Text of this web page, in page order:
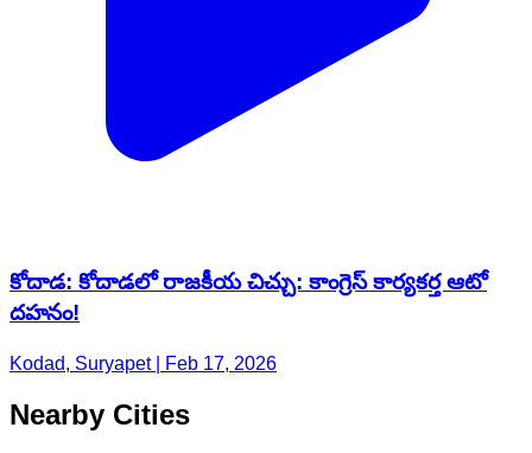
కోదాడ: కోదాడలో రాజకీయ చిచ్చు: కాంగ్రెస్ కార్యకర్త ఆటో
దహనం!
Kodad, Suryapet | Feb 17, 2026
Nearby Cities